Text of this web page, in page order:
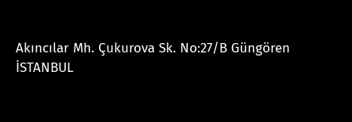
Akıncılar Mh. Çukurova Sk. No:27/B Güngören
İSTANBUL